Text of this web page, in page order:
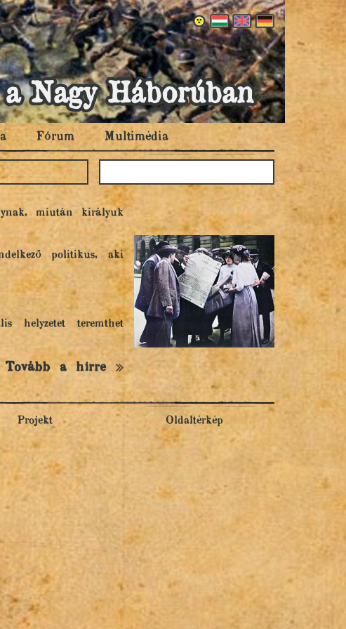
Nagy Háborúban
Fórum Multimédia
miután királyuk
politikus, aki
helyzetet teremthet
Tovább a hírre
Projekt Oldaltérkép